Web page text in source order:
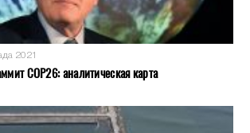
2021
COP26: аналитическая карта